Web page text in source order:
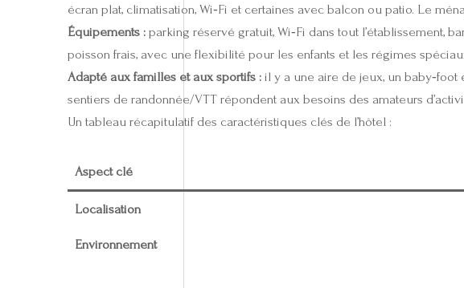
écran plat, climatisation, Wi‑Fi et certaines avec balcon ou patio. Le
Équipements : parking réservé gratuit, Wi‑Fi dans tout l’établissement,
poisson frais, avec une flexibilité pour les enfants et les régimes
Adapté aux familles et aux sportifs : il y a une aire de jeux, un
sentiers de randonnée/VTT répondent aux besoins des amateurs
Un tableau récapitulatif des caractéristiques clés de l’hôtel :
Aspect clé
Localisation
Environnement